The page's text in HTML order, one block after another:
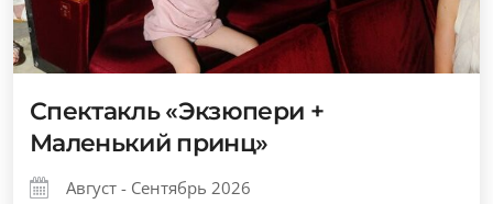
Спектакль «Экзюпери +
Маленький принц»
Август - Сентябрь 2026